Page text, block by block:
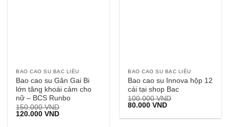
BAO CAO SU BẠC LIÊU
Bao cao su Gân Gai Bi
lớn tăng khoái cảm cho
nữ – BCS Runbo
150.000VND
Giá
120.000VNDGiá
BAO CAO SU BẠC LIÊU
Bao cao su Innova hộp 12
cái tại shop Bac
100.000VND
Giá
là:
80.000VNDGiá
tại